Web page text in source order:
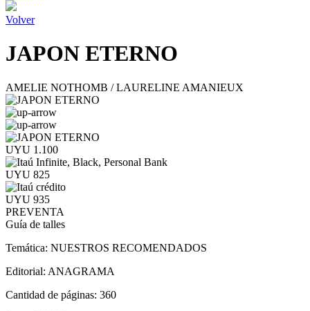
Volver
JAPON ETERNO
AMELIE NOTHOMB / LAURELINE AMANIEUX
UYU 1.100
UYU 825
UYU 935
PREVENTA
Guía de talles
Temática: NUESTROS RECOMENDADOS
Editorial: ANAGRAMA
Cantidad de páginas: 360